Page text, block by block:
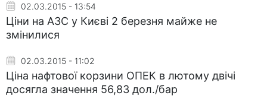
02.03.2015 - 13:54
Ціни на АЗС у Києві 2 березня майже не
змінилися
02.03.2015 - 11:02
Ціна нафтової корзини ОПЕК в лютому двічі
досягла значення 56,83 дол./бар